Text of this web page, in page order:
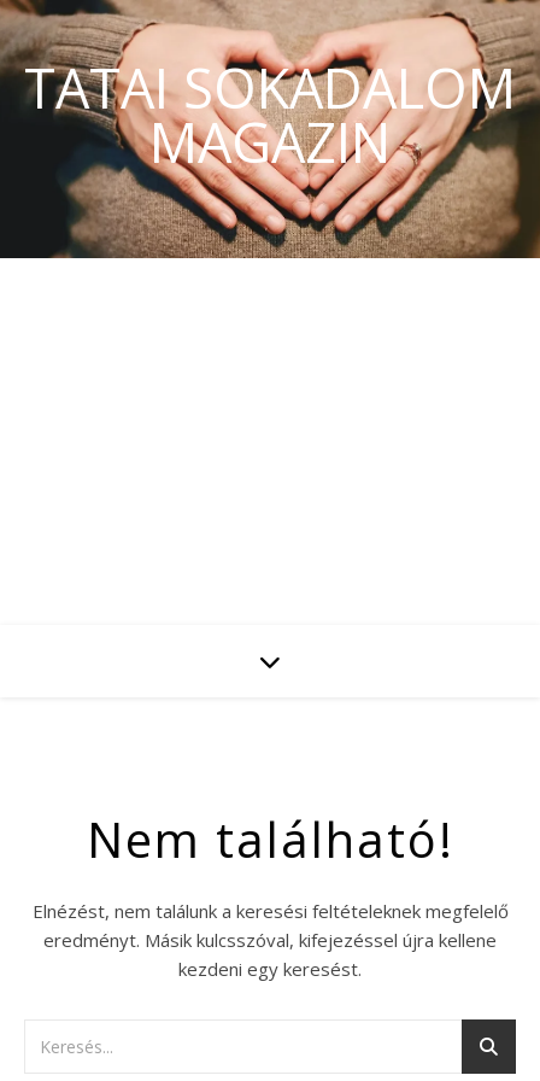
TATAI SOKADALOM
MAGAZIN
Nem található!
Elnézést, nem találunk a keresési feltételeknek megfelelő
eredményt. Másik kulcsszóval, kifejezéssel újra kellene
kezdeni egy keresést.